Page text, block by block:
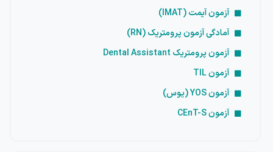
آزمون آیمت (IMAT)
آمادگی آزمون پرومتریک (RN)
آزمون پرومتریک Dental Assistant
آزمون TIL
آزمون YOS (یوس)
آزمون CEnT-S